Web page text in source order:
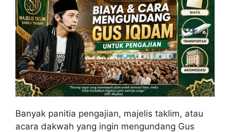
Banyak panitia pengajian, majelis taklim, atau
acara dakwah yang ingin mengundang Gus